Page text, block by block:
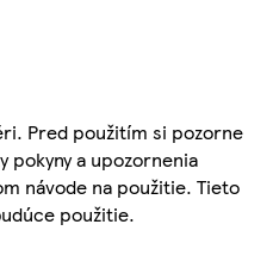
Pred použitím si pozorne
pokyny a upozornenia
návode na použitie. Tieto
použitie.